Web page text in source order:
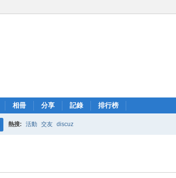
相冊 分享 記錄 排行榜
熱搜: 活動 交友 discuz